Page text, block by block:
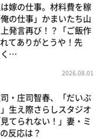
は嫁の仕事。材料費を稼
の仕事」かまいたち山
発言再び！？「ご飯作
てありがとうや！先
く…
2026.08.01
・庄司智春、「だいぶ
生え際さらしスタジオ
てられない！」妻・ミ
反応は？